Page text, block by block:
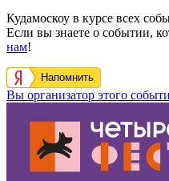
Кудамоскоу в курсе всех
Если вы знаете о событии,
нам!
Напомнить
Вы организатор этого